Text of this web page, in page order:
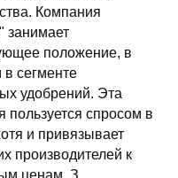
Компания
занимает
положение, в
сегменте
удобрений. Эта
пользуется спросом в
и привязывает
производителей к
ценам. З …